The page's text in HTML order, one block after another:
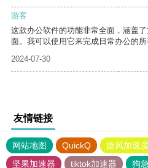
游客
这款办公软件的功能非常全面，涵盖
面。我可以使用它来完成日常办公的所
2024-07-30
友情链接
网站地图 QuickQ 旋风加速
坚果加速器
tiktok加速器
狗